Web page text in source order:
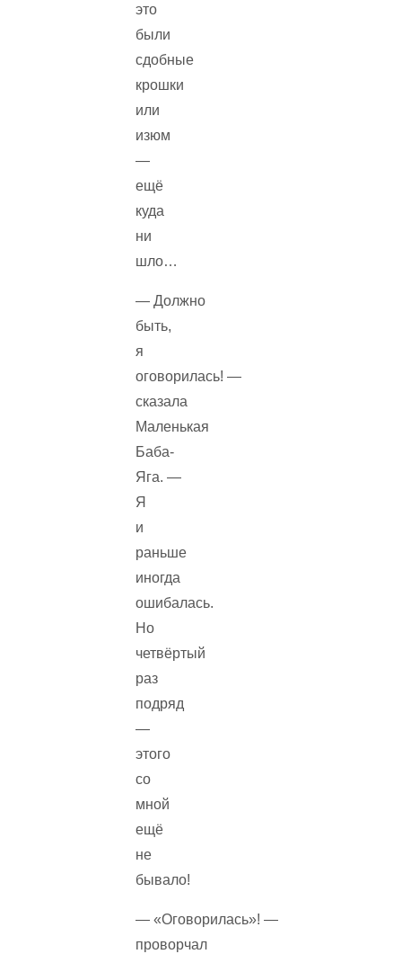
это
были
сдобные
крошки
или
изюм
—
ещё
куда
ни
шло…
— Должно
быть,
я
оговорилась! —
сказала
Маленькая
Баба-
Яга. —
Я
и
раньше
иногда
ошибалась.
Но
четвёртый
раз
подряд
—
этого
со
мной
ещё
не
бывало!
— «Оговорилась»! —
проворчал